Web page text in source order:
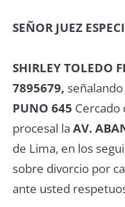
SEÑOR JUEZ
SHIRLEY TOLEDO
7895679,
PUNO 645 Cercado
procesal la AV.
de Lima, en los
sobre divorcio por
ante usted